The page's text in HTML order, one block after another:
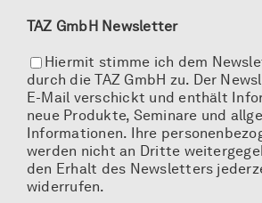
TAZ GmbH Newsletter
Hiermit stimme ich dem
durch die TAZ GmbH zu. Der
E-Mail verschickt und enthält
neue Produkte, Seminare und
Informationen. Ihre
werden nicht an Dritte
den Erhalt des Newsletters
widerrufen.